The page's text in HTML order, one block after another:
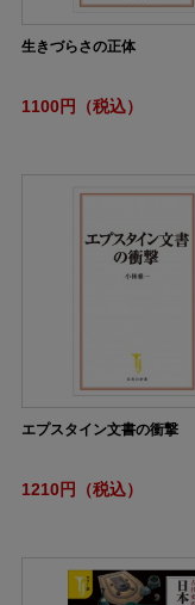
生きづらさの正体
1100円（税込）
エプスタイン文書の衝撃
1210円（税込）